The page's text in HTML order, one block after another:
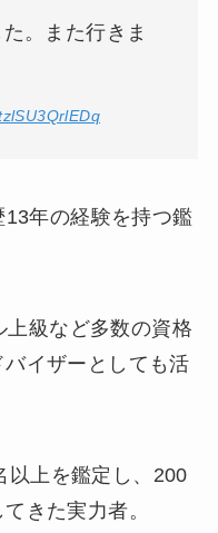
。また行きま
年の経験を持つ鑑
級など多数の資格
イザーとしても活
以上を鑑定し、200
きた実力者。